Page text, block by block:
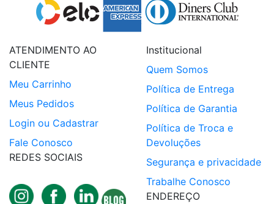
ATENDIMENTO AO
CLIENTE
Meu Carrinho
Meus Pedidos
Login ou Cadastrar
Fale Conosco
REDES SOCIAIS
Institucional
Quem Somos
Política de Entrega
Política de Garantia
Política de Troca e
Devoluções
Segurança e privacidade
Trabalhe Conosco
ENDEREÇO